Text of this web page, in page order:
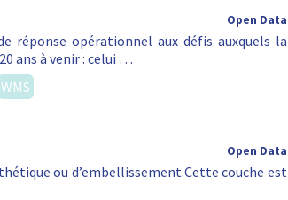
Open Data
réponse opérationnel aux défis auxquels la
ans à venir : celui …
WMS
Open Data
ou d’embellissement.Cette couche est